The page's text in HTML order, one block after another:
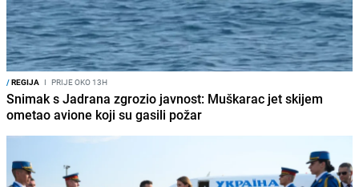
/REGIJA I PRIJE OKO 13H
Snimak s Jadrana zgrozio javnost: Muškarac jet skijem
ometao avione koji su gasili požar